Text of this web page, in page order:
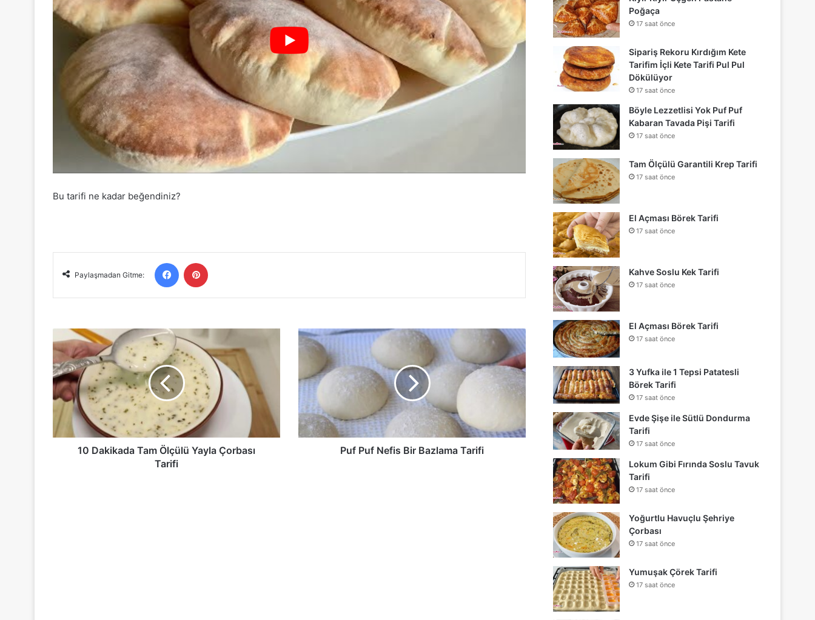
Bu tarifi ne kadar beğendiniz?
Paylaşmadan Gitme:
Facebook
Dakikada
Tam
Ölçülü
Yayla
Çorbası
Tarifi
10 Dakikada Tam Ölçülü Yayla Çorbası
Tarifi
Puf
Puf
Bazlama
Puf Puf Nefis Bir Bazlama Tarifi
Poğaça
17 saat önce
Sipariş Rekoru Kırdığım Kete
Tarifim İçli Kete Tarifi Pul Pul
Dökülüyor
17 saat önce
Böyle Lezzetlisi Yok Puf Puf
Kabaran Tavada Pişi Tarifi
17 saat önce
Tam Ölçülü Garantili Krep Tarifi
17 saat önce
El Açması Börek Tarifi
17 saat önce
Kahve Soslu Kek Tarifi
17 saat önce
El Açması Börek Tarifi
17 saat önce
3 Yufka ile 1 Tepsi Patatesli
Börek Tarifi
17 saat önce
Evde Şişe ile Sütlü Dondurma
Tarifi
17 saat önce
Lokum Gibi Fırında Soslu Tavuk
Tarifi
17 saat önce
Yoğurtlu Havuçlu Şehriye
Çorbası
17 saat önce
Yumuşak Çörek Tarifi
17 saat önce